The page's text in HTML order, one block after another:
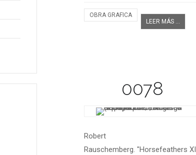
OBRA GRAFICA
LEER MÁS ...
0078
Robert
Rauschemberg. "Horsefeathers XI